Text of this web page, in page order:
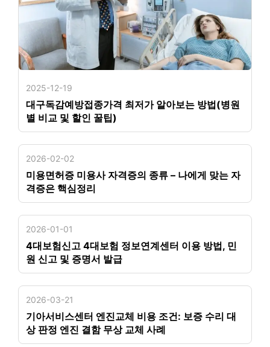
2025-12-19
대구독감예방접종가격 최저가 알아보는 방법(병원
별 비교 및 할인 꿀팁)
2026-02-02
미용면허증 미용사 자격증의 종류 – 나에게 맞는 자
격증은 핵심정리
2026-01-01
4대보험신고 4대보험 정보연계센터 이용 방법, 민
원 신고 및 증명서 발급
2026-03-21
기아서비스센터 엔진교체 비용 조건: 보증 수리 대
상 판정 엔진 결함 무상 교체 사례